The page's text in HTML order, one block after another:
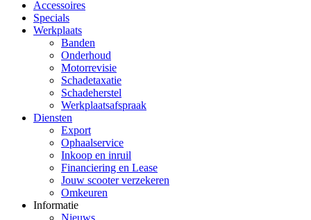
Accessoires
Specials
Werkplaats
Banden
Onderhoud
Motorrevisie
Schadetaxatie
Schadeherstel
Werkplaatsafspraak
Diensten
Export
Ophaalservice
Inkoop en inruil
Financiering en Lease
Jouw scooter verzekeren
Omkeuren
Informatie
Nieuws